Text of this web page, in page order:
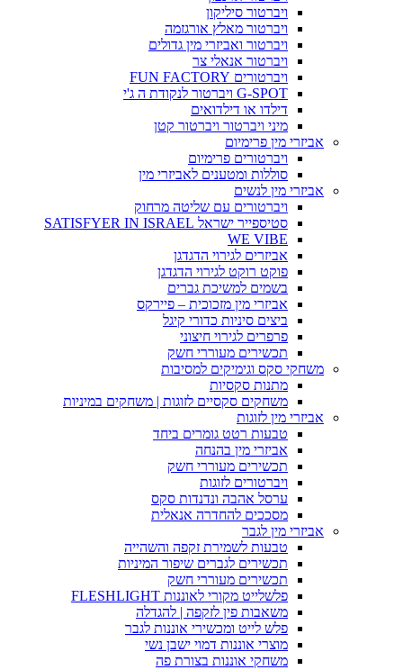
ויברטור סיליקון
ויברטור מאלץ אורגזמה
ויברטור ואביזרי מין גדולים
ויברטור אנאלי צר
ויברטורים FUN FACTORY
G-SPOT ויברטור לנקודת ה ג'י
דילדו או דילדואים
מיני ויברטור ויברטור קטן
אביזרי מין פרימיום
ויברטורים פרימיום
סוללות ומטענים לאביזרי מין
אביזרי מין לנשים
ויברטורים עם שליטה מרחוק
סטיספייר ישראל SATISFYER IN ISRAEL
WE VIBE
אביזרים לגירוי הדגדגן
פוקט רוקט לגירוי הדגדגן
בשמים למשיכת גברים
אביזרי מין מזכוכית – פיירקס
ביצים סיניות כדורי קיגל
פרפרים לגירוי חיצוני
תכשירים מעוררי חשק
משחקי סקס וגימיקים למסיבות
מתנות סקסיות
משחקים סקסיים לזוגות | משחקים במיניות
אביזרי מין לזוגות
טבעות רטט גומרים ביחד
אביזרי מין בהנחה
תכשירים מעוררי חשק
ויברטורים לזוגות
ערסל אהבה ונדנדות סקס
מסככים להחדרה אנאלית
אביזרי מין לגבר
טבעות לשמירת זקפה והשהייה
תכשירים לגברים שיפור המיניות
תכשירים מעוררי חשק
פלשלייט מקורי לאוננות FLESHLIGHT
משאבות פין לזקפה | להגדלה
פלש לייט ומכשירי אוננות לגבר
מוצרי אוננות דמוי ישבן נשי
משחקי אוננות בצורת פה